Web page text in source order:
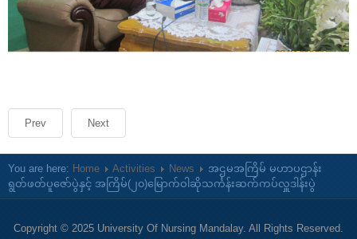
Prev Next
You are here: Home Activities News
အဌမအကြိမ် မဟာပဌာန်း
ရွတ်ဖတ်ပူဇော်ပွဲနှင့် အကြိမ်(၂၀)မြောက်ဝါဆိုသင်္ကန်းဆက်ကပ်လှူဒါန်းပွဲ
Copyright © 2025 University Of Nursing Mandalay. All Rights Reserved.